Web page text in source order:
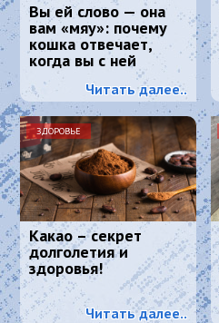
Вы ей слово — она
вам «мяу»: почему
кошка отвечает,
когда вы с ней
разговариваете
Читать далее..
ЗДОРОВЬЕ
Какао – секрет
долголетия и
здоровья!
Читать далее..